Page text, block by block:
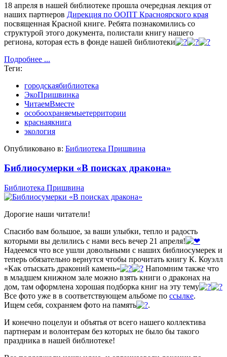
18 апреля в нашей библиотеке прошла очередная лекция от
наших партнеров Дирекция по ООПТ Красноярского края
посвященная Красной книге. Ребята познакомились со
структурой этого документа, полистали книгу нашего
региона, которая есть в фонде нашей библиотеки
Подробнее ...
Теги:
городскаябиблиотека
ЭкоПришвинка
ЧитаемВместе
особоохраняемыетерритории
краснаякнига
экология
Опубликовано в: Библиотека Пришвина
Библиосумерки «В поисках дракона»
Библиотека Пришвина
Дорогие наши читатели!
Спасибо вам большое, за ваши улыбки, тепло и радость
которыми вы делились с нами весь вечер 21 апреля!
Надеемся что все ушли довольными с наших библиосумерек и
теперь обязательно вернутся чтобы прочитать книгу К. Коуэлл
«Как отыскать драконий камень»
Напомним также что
в младшем книжном зале можно взять книги о драконах на
дом, там оформлена хорошая подборка книг на эту тему
Все фото уже в в соответствующем альбоме по ссылке.
Ищем себя, сохраняем фото на память
.
И конечно поцелуи и объятья от всего нашего коллектива
партнерам и волонтерам без которых не было бы такого
праздника в нашей библиотеке!